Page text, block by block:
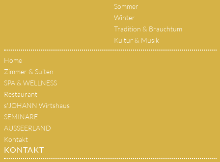
Sommer
Winter
Tradition & Brauchtum
Kultur & Musik
Home
Zimmer & Suiten
SPA & WELLNESS
Restaurant
s'JOHANN Wirtshaus
SEMINARE
AUSSEERLAND
Kontakt
KONTAKT